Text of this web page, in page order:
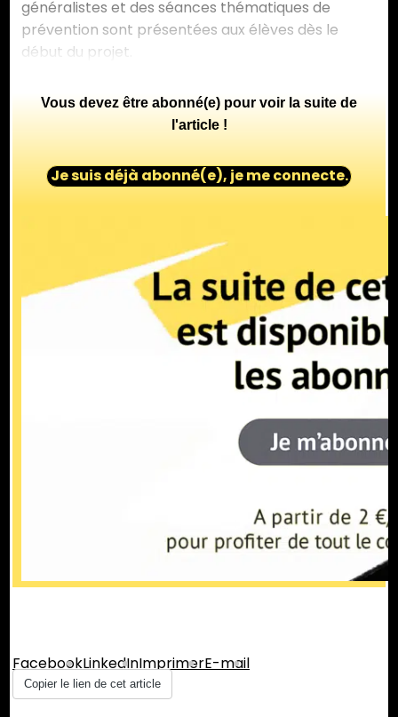
généralistes et des séances thématiques de
prévention sont présentées aux élèves dès le
début du projet.
Vous devez être abonné(e) pour voir la suite de
l'article !
Je suis déjà abonné(e), je me connecte.
FacebookLinkedInImprimerE-mail
Copier le lien de cet article